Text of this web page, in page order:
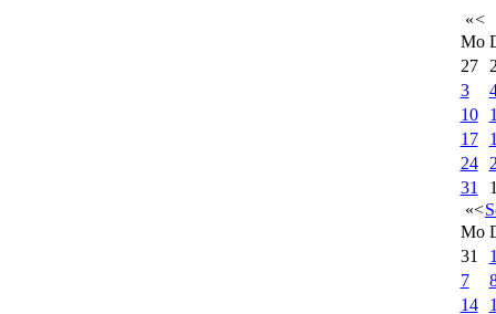
«<
Mo
27
3
10
17
24
31
«<
Mo
31
7
14